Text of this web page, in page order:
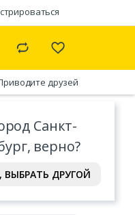
Санкт-
верно?
ВЫБРАТЬ ДРУГОЙ
друзей
ин.уп.,